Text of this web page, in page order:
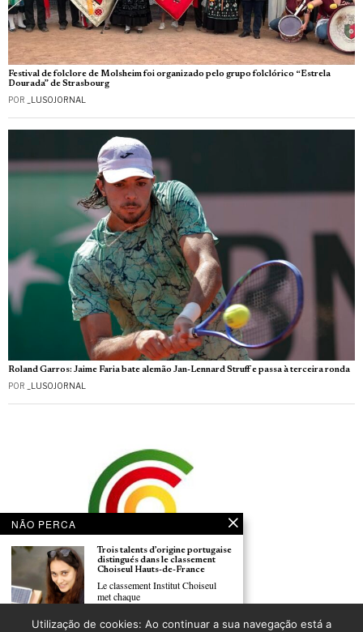
Festival de folclore de Molsheim foi organizado pelo grupo folclórico “Estrela
Dourada” de Strasbourg
POR _LUSOJORNAL
Roland Garros: Jaime Faria bate alemão Jan-Lennard Struff e passa à terceira ronda
POR _LUSOJORNAL
Comissão Temática do CCP discute hoje a amanhã o futuro do Ensino de Português,
do Associativismo e da Comunicação Social no estrangeiro
NÃO PERCA
Trois talents d’origine portugaise
distingués dans le classement
Choiseul Hauts-de-France
Le classement Institut Choiseul
met chaque
Utilização de cookies: Ao continuar a sua navegação está a